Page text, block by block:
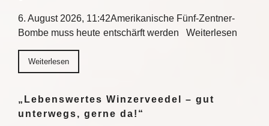
6. August 2026, 11:42Amerikanische Fünf-Zentner-
Bombe muss heute entschärft werden Weiterlesen
Weiterlesen
„Lebenswertes Winzerveedel – gut
unterwegs, gerne da!“